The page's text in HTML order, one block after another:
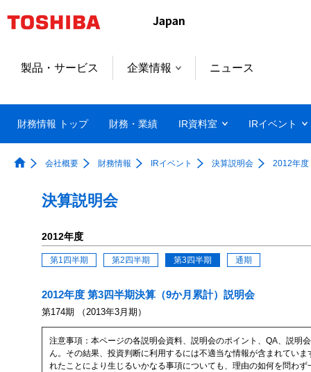
製品・サービス 企業情報 ニュース
財務情報 トップ 財務・業績 IR資料室 IRイベント
会社概要 財務情報 IRイベント 決算説明会 2012年度
決算説明会
2012年度
第1四半期 第2四半期 第3四半期 通期
2012年度 第3四半期決算（9か月累計）説明会
第174期 （2013年3月期）
注意事項：本ページの各説明会資料、説明会のポイント、QA、説明
ん。その結果、投資判断に利用するには不適当な情報が含まれてい
れたことにより生じるいかなる事項についても、理由の如何を問わ